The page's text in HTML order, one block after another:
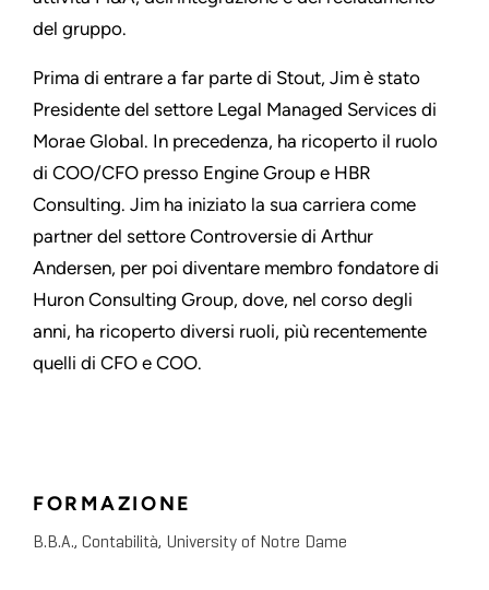
del gruppo.
Prima di entrare a far parte di Stout, Jim è stato
Presidente del settore Legal Managed Services di
Morae Global. In precedenza, ha ricoperto il ruolo
di COO/CFO presso Engine Group e HBR
Consulting. Jim ha iniziato la sua carriera come
partner del settore Controversie di Arthur
Andersen, per poi diventare membro fondatore di
Huron Consulting Group, dove, nel corso degli
anni, ha ricoperto diversi ruoli, più recentemente
quelli di CFO e COO.
FORMAZIONE
B.B.A., Contabilità, University of Notre Dame